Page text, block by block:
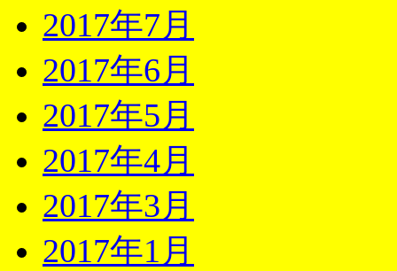
2017年7月
2017年6月
2017年5月
2017年4月
2017年3月
2017年1月